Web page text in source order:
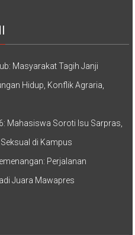
Masyarakat Tagih Janji
Hidup, Konflik Agraria,
Mahasiswa Soroti Isu Sarpras,
di Kampus
Perjalanan
Juara Mawapres